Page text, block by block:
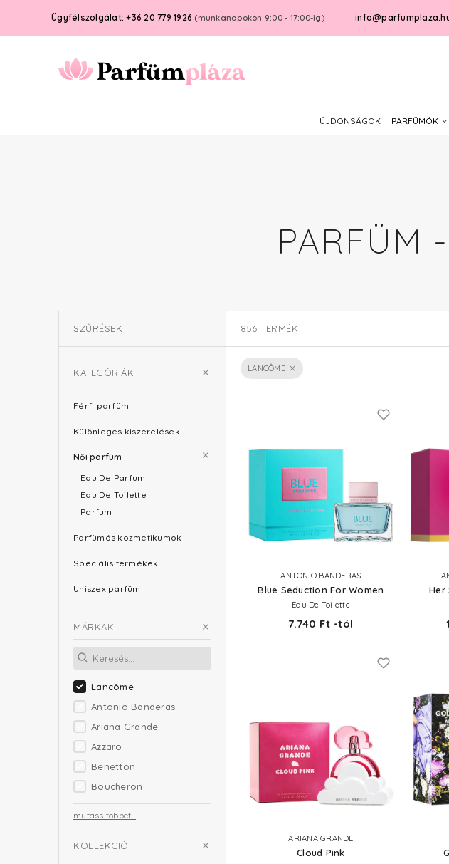
Ügyfélszolgálat: +36 20 779 1926 (munkanapokon 9:00 - 17:00-ig)
ÚJDONSÁGOK PARFÜMÖK
PARFÜM
SZŰRÉSEK
KATEGÓRIÁK
Férfi parfüm
Különleges kiszerelések
Női parfüm
Eau De Parfum
Eau De Toilette
Parfum
Parfümös kozmetikumok
Speciális termékek
Uniszex parfüm
MÁRKÁK
Lancôme
Antonio Banderas
Ariana Grande
Azzaro
Benetton
Boucheron
mutass többet...
KOLLEKCIÓ
856 TERMÉK
LANCÔME
ANTONIO BANDERAS
Blue Seduction For Women
Eau De Toilette
7.740 Ft -tól
Her
ARIANA GRANDE
Cloud Pink